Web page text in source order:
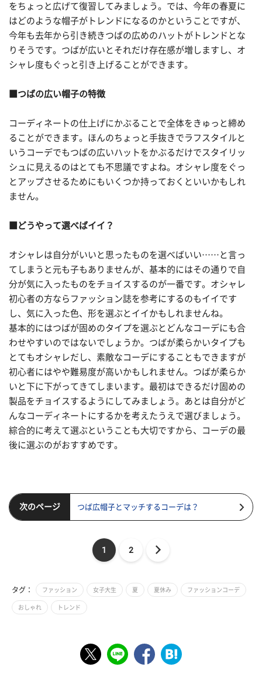
をちょっと広げて復習してみましょう。では、今年の春夏に
はどのような帽子がトレンドになるのかということですが、
今年も去年から引き続きつばの広めのハットがトレンドとな
りそうです。つばが広いとそれだけ存在感が増しますし、オ
シャレ度もぐっと引き上げることができます。
■つばの広い帽子の特徴
コーディネートの仕上げにかぶることで全体をきゅっと締め
ることができます。ほんのちょっと手抜きでラフスタイルと
いうコーデでもつばの広いハットをかぶるだけでスタイリッ
シュに見えるのはとても不思議ですよね。オシャレ度をぐっ
とアップさせるためにもいくつか持っておくといいかもしれ
ません。
■どうやって選べばイイ？
オシャレは自分がいいと思ったものを選べばいい……と言っ
てしまうと元も子もありませんが、基本的にはその通りで自
分が気に入ったものをチョイスするのが一番です。オシャレ
初心者の方ならファッション誌を参考にするのもイイです
し、気に入った色、形を選ぶとイイかもしれませんね。
基本的にはつばが固めのタイプを選ぶとどんなコーデにも合
わせやすいのではないでしょうか。つばが柔らかいタイプも
とてもオシャレだし、素敵なコーデにすることもできますが
初心者にはやや難易度が高いかもしれません。つばが柔らか
いと下に下がってきてしまいます。最初はできるだけ固めの
製品をチョイスするようにしてみましょう。あとは自分がど
んなコーディネートにするかを考えたうえで選びましょう。
綜合的に考えて選ぶということも大切ですから、コーデの最
後に選ぶのがおすすめです。
次のページ つば広帽子とマッチするコーデは？
1 2
タグ： ファッション 女子大生 夏 夏休み ファッションコーデ
おしゃれ トレンド